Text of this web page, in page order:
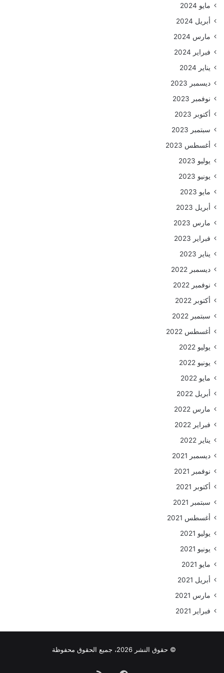
مايو 2024
أبريل 2024
مارس 2024
فبراير 2024
يناير 2024
ديسمبر 2023
نوفمبر 2023
أكتوبر 2023
سبتمبر 2023
أغسطس 2023
يوليو 2023
يونيو 2023
مايو 2023
أبريل 2023
مارس 2023
فبراير 2023
يناير 2023
ديسمبر 2022
نوفمبر 2022
أكتوبر 2022
سبتمبر 2022
أغسطس 2022
يوليو 2022
يونيو 2022
مايو 2022
أبريل 2022
مارس 2022
فبراير 2022
يناير 2022
ديسمبر 2021
نوفمبر 2021
أكتوبر 2021
سبتمبر 2021
أغسطس 2021
يوليو 2021
يونيو 2021
مايو 2021
أبريل 2021
مارس 2021
فبراير 2021
© حقوق النشر 2026، جميع الحقوق محفوظة